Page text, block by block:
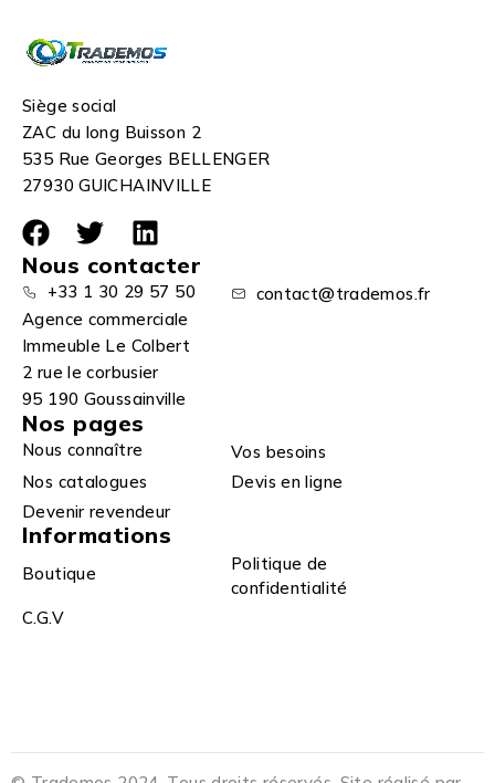
Siège social
ZAC du long Buisson 2
535 Rue Georges BELLENGER
27930 GUICHAINVILLE
Nous contacter
+33 1 30 29 57 50
contact@trademos.fr
Agence commerciale
Immeuble Le Colbert
2 rue le corbusier
95 190 Goussainville
Nos pages
Nous connaître
Vos besoins
Nos catalogues
Devis en ligne
Devenir revendeur
Informations
Boutique
Politique de
confidentialité
C.G.V